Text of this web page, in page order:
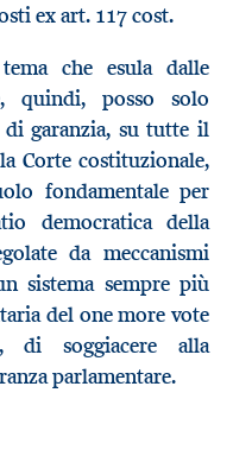
ex art. 117 cost.
che esula dalle
quindi, posso solo
garanzia, su tutte il
Corte costituzionale,
fondamentale per
democratica della
da meccanismi
sistema sempre più
del one more vote
di soggiacere alla
parlamentare.